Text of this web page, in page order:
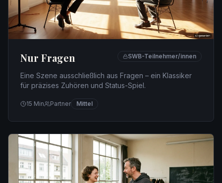
Nur Fragen SWB-Teilnehmer/innen
Eine Szene ausschließlich aus Fragen – ein Klassiker
für präzises Zuhören und Status-Spiel.
15 Min Partner Mittel